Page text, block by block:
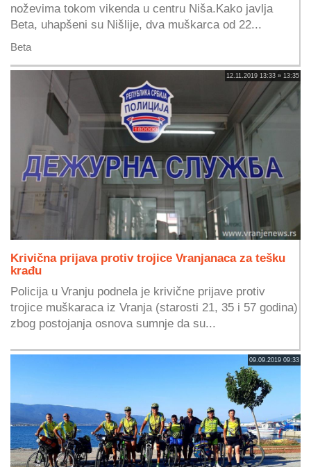
noževima tokom vikenda u centru Niša.Kako javlja
Beta, uhapšeni su Nišlije, dva muškarca od 22...
Beta
12.11.2019 13:33 » 13:35
Krivična prijava protiv trojice Vranjanaca za tešku
krađu
Policija u Vranju podnela je krivične prijave protiv
trojice muškaraca iz Vranja (starosti 21, 35 i 57 godina)
zbog postojanja osnova sumnje da su...
09.09.2019 09:33